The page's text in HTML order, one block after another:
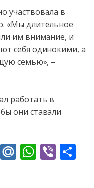
участвовала в
«Мы длительное
им внимание, и
себя одинокими, а
семью», –
работать в
они ставали
Pi M W Vi